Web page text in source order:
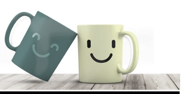
ให้กับประชาชน